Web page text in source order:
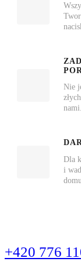
Nie
nami.
Dla
i
+420 776